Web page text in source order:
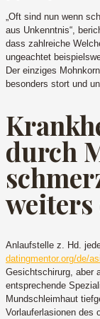
„Oft sind nun wenn
aus Unkenntnis“,
dass zahlreiche
ungeachtet
Der einziges
besonders stort und
durch
Anlaufstelle z. Hd.
datingmentor.org/de/
Gesichtschirurg, aber
entsprechende
Mundschleimhaut
Vorlauferlasionen des